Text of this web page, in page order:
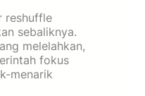
reshuffle
sebaliknya.
melelahkan,
fokus
menarik